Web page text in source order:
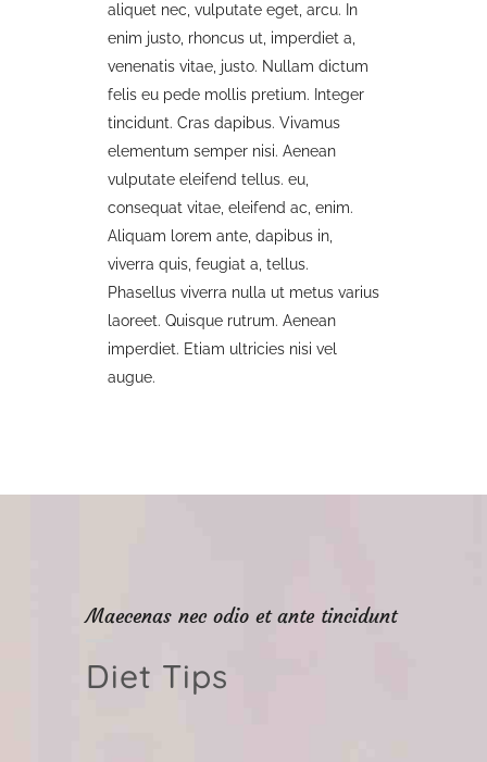
aliquet nec, vulputate eget, arcu. In
enim justo, rhoncus ut, imperdiet a,
venenatis vitae, justo. Nullam dictum
felis eu pede mollis pretium. Integer
tincidunt. Cras dapibus. Vivamus
elementum semper nisi. Aenean
vulputate eleifend tellus. eu,
consequat vitae, eleifend ac, enim.
Aliquam lorem ante, dapibus in,
viverra quis, feugiat a, tellus.
Phasellus viverra nulla ut metus varius
laoreet. Quisque rutrum. Aenean
imperdiet. Etiam ultricies nisi vel
augue.
Maecenas nec odio et ante tincidunt
Diet Tips